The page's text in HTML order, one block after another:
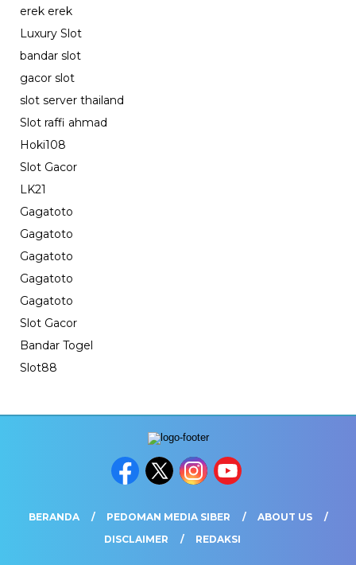
erek erek
Luxury Slot
bandar slot
gacor slot
slot server thailand
Slot raffi ahmad
Hoki108
Slot Gacor
LK21
Gagatoto
Gagatoto
Gagatoto
Gagatoto
Gagatoto
Slot Gacor
Bandar Togel
Slot88
BERANDA PEDOMAN MEDIA SIBER
ABOUT US
DISCLAIMER
REDAKSI